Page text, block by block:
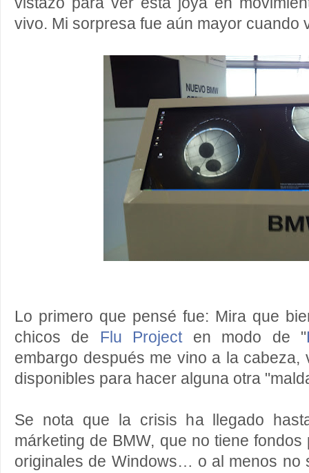
vivo. Mi sorpresa fue aún mayor cuando
Lo primero que pensé fue: Mira que
chicos de Flu Projecten modo de "
embargo después me vino a la cabeza,
disponibles para hacer alguna otra
Se nota que la crisis ha llegado
márketing de BMW, que no tiene
originales de Windows… o al menos no